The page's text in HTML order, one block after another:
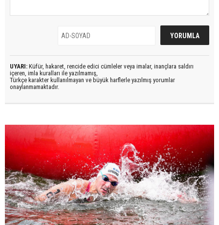
UYARI: Küfür, hakaret, rencide edici cümleler veya imalar, inançlara saldırı
içeren, imla kuralları ile yazılmamış,
Türkçe karakter kullanılmayan ve büyük harflerle yazılmış yorumlar
onaylanmamaktadır.